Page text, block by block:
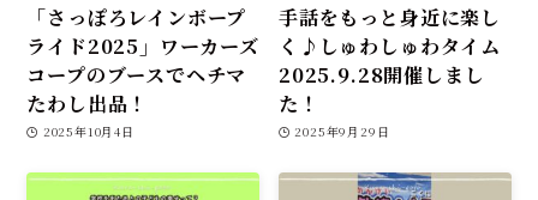
「さっぽろレインボープ
ライド2025」ワーカーズ
コープのブースでヘチマ
たわし出品！
2025年10月4日
手話をもっと身近に楽し
く♪しゅわしゅわタイム
2025.9.28開催しまし
た！
2025年9月29日